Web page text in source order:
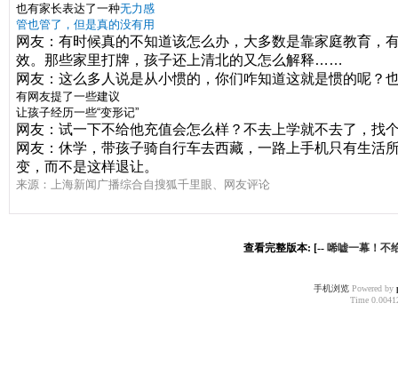
也有家长表达了一种无力感
管也管了， 但是真的没有用
网友：有时候真的不知道该怎么办，大多数是靠家庭教育，
效。那些家里打牌，孩子还上清北的又怎么解释……
网友：这么多人说是从小惯的，你们咋知道这就是惯的呢？
有网友提了一些建议
让孩子经历一些“变形记”
网友：试一下不给他充值会怎么样？不去上学就不去了，找
网友：休学，带孩子骑自行车去西藏，一路上手机只有生
变，而不是这样退让。
来源：上海新闻广播综合自搜狐千里眼、网友评论
查看完整版本: [-- 唏嘘一幕！不
手机浏览Powered by
Time